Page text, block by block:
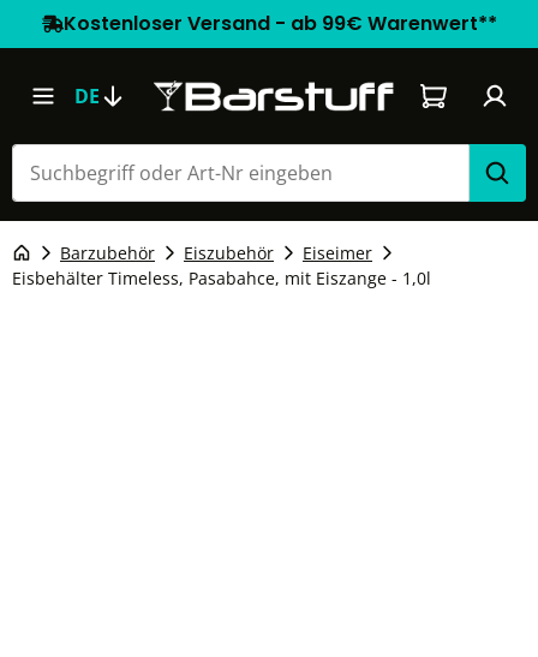
Kostenloser Versand - ab 99€ Warenwert**
DE Warenkorb
Barzubehör Eiszubehör
Eiseimer
Eisbehälter Timeless, Pasabahce, mit Eiszange - 1,0l